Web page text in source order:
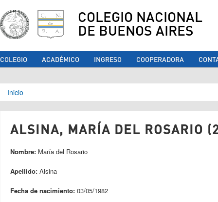
COLEGIO NACIONAL
DE BUENOS AIRES
COLEGIO ACADÉMICO INGRESO COOPERADORA
Se encuentra usted aquí
Inicio
ALSINA, MARÍA DEL ROSARIO
Nombre: María del Rosario
Apellido: Alsina
Fecha de nacimiento: 03/05/1982